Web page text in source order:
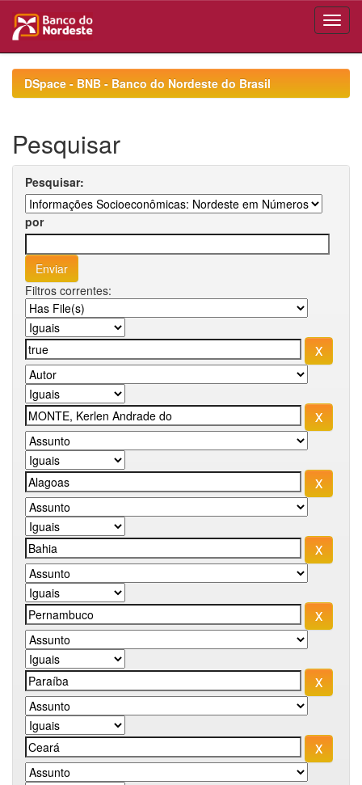
navigationDSpace - BNB - Banco do Nordeste do Brasil
Pesquisar
Pesquisar:
por
Filtros correntes: